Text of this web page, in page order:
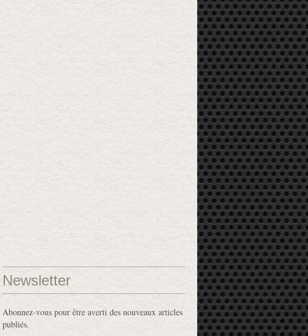
Newsletter
Abonnez-vous pour être averti des nouveaux articles
publiés.